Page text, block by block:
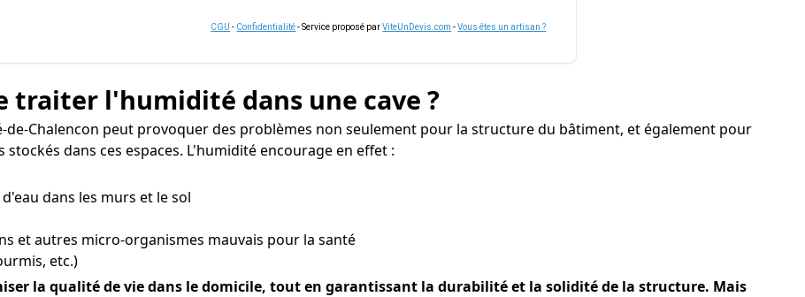
CGU - Confidentialité- Service proposé parViteUnDevis.com -Vous êtes un artisan ?
traiter l'humidité dans une cave ?
de-Chalencon peut provoquer des problèmes non seulement pour la structure du bâtiment, et également pour
dans ces espaces. L'humidité encourage en effet :
dans les murs et le sol
et autres micro-organismes mauvais pour la santé
etc.)
la qualité de vie dans le domicile, tout en garantissant la durabilité et la solidité de la structure. Mais